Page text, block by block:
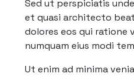
Sed ut perspiciatis
et quasi architecto
dolores eos qui ratione
numquam eius modi
Ut enim ad minima